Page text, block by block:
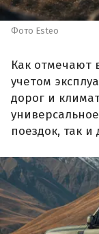
Фото Esteo
Как отмечают
учетом
дорог и
поездок, так